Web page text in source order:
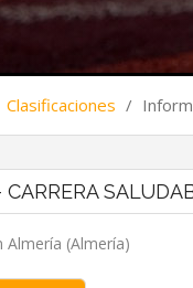
Clasificaciones /
Almería (Almería)